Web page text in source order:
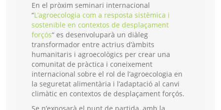
En el pròxim seminari internacional
“L’agroecologia com a resposta sistèmica i
sostenible en contextos de desplaçament
forçós“ es desenvoluparà un diàleg
transformador entre actrius d’àmbits
humanitaris i agroecològics per crear una
comunitat de pràctica i coneixement
internacional sobre el rol de l’agroecologia en
la seguretat alimentària i l’adaptació al canvi
climàtic en contextos de desplaçament forçós.